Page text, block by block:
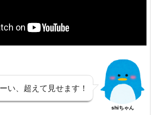
い、超えて見せます！
shiちゃん